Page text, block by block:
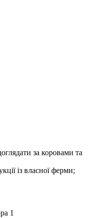
за коровами та
із власної ферми;
1